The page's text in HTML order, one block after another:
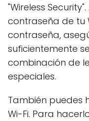
"Wireless
contraseña de tu
contraseña,
suficientemente
combinación de
especiales.
También puedes
Wi-Fi. Para